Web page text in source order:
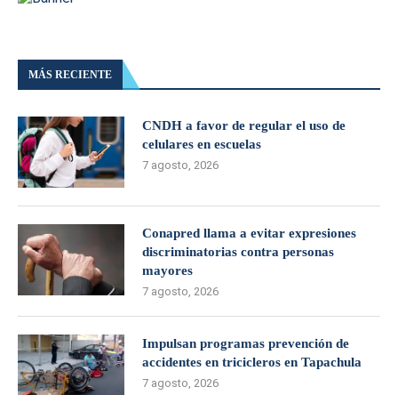
MÁS RECIENTE
CNDH a favor de regular el uso de
celulares en escuelas
7 agosto, 2026
Conapred llama a evitar expresiones
discriminatorias contra personas
mayores
7 agosto, 2026
Impulsan programas prevención de
accidentes en tricicleros en Tapachula
7 agosto, 2026